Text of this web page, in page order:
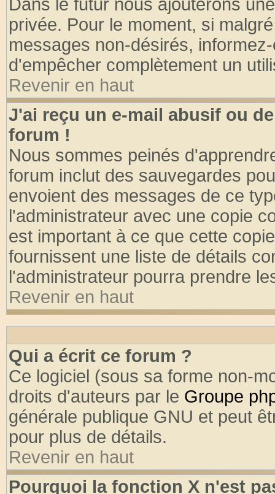
Dans le futur nous ajouterons
privée. Pour le moment, si
messages non-désirés,
d'empêcher complètement un
Revenir en haut
J'ai reçu un e-mail abusif ou
forum !
Nous sommes peinés
forum inclut des sauvegardes
envoient des messages de ce
l'administrateur avec une copie
est important à ce que cette
fournissent une liste de détails
l'administrateur pourra prendre
Revenir en haut
Qui a écrit ce forum ?
Ce logiciel (sous sa forme non-
droits d'auteurs par le Groupe
générale publique GNU et peut
pour plus de détails.
Revenir en haut
Pourquoi la fonction X n'est